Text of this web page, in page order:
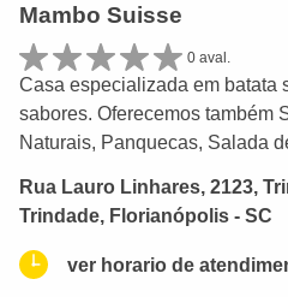
Mambo Suisse
0 aval.
Casa especializada em batata
sabores. Oferecemos também
Naturais, Panquecas, Salada
Rua Lauro Linhares, 2123,
Trindade, Florianópolis - SC
ver horario de